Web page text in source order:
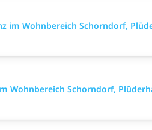
im Wohnbereich Schorndorf,
Wohnbereich Schorndorf,